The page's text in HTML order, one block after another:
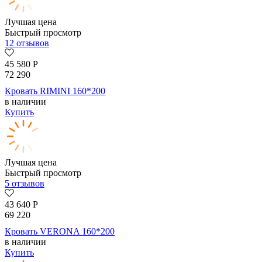
Лучшая цена
Быстрый просмотр
12 отзывов
45 580 Р
72 290
Кровать RIMINI 160*200
в наличии
Купить
Лучшая цена
Быстрый просмотр
5 отзывов
43 640 Р
69 220
Кровать VERONA 160*200
в наличии
Купить